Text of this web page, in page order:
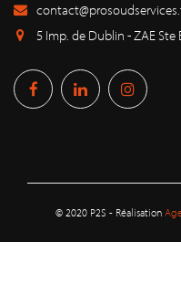
5 Imp. de Dublin - ZAE Ste
© 2020 P2S - Réalisation